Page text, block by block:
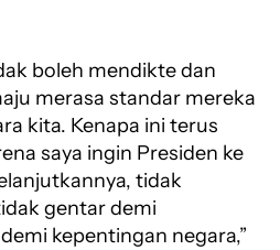
boleh mendikte dan
merasa standar mereka
kita. Kenapa ini terus
saya ingin Presiden ke
tidak
gentar demi
kepentingan negara,”